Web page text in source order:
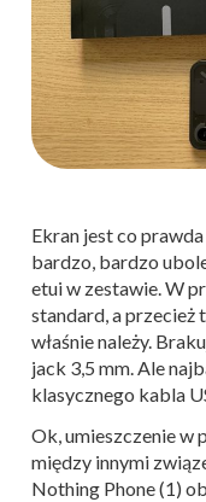
Ekran jest co
bardzo, bardzo
etui w zestawie. W
standard, a przecież
właśnie należy.
jack 3,5 mm. Ale
klasycznego kabla
Ok, umieszczenie w
między innymi
Nothing Phone (1)